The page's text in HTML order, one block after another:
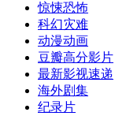
惊悚恐怖
科幻灾难
动漫动画
豆瓣高分影片
最新影视速递
海外剧集
纪录片